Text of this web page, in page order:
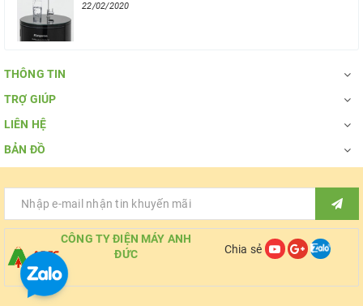
22/02/2020
THÔNG TIN
TRỢ GIÚP
LIÊN HỆ
BẢN ĐỒ
CÔNG TY ĐIỆN MÁY ANH
ĐỨC
Chia sẻ